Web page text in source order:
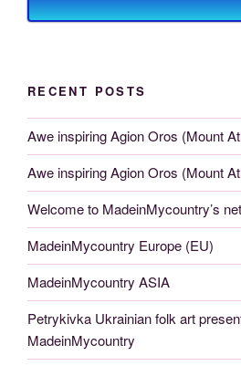
RECENT POSTS
Awe inspiring Agion Oros (Mount
Awe inspiring Agion Oros (Mount
Welcome to MadeinMycountry’s
MadeinMycountry Europe (EU)
MadeinMycountry ASIA
Petrykivka Ukrainian folk art
MadeinMycountry